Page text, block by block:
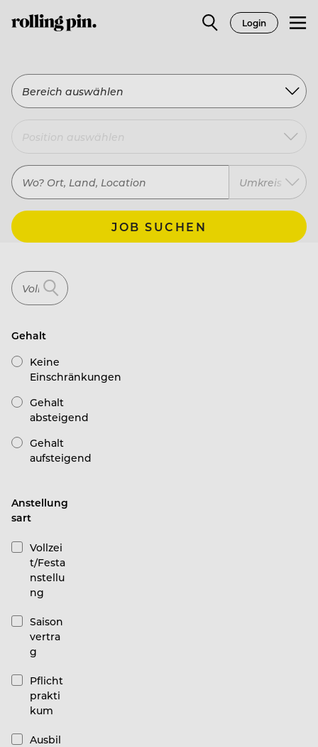
Login
Bereich auswählen
Umkreis
JOB SUCHEN
Gehalt
Keine
Einschränkungen
Gehalt
absteigend
Gehalt
aufsteigend
Anstellung
sart
Vollzei
t/Festa
nstellu
ng
Saison
vertra
g
Pflicht
prakti
kum
Ausbil